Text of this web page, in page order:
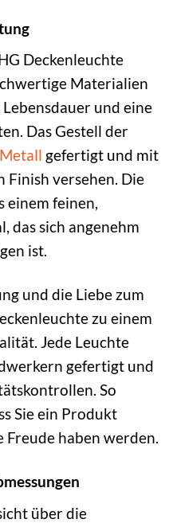
Deckenleuchte
Materialien
und eine
Das Gestell der
Metall gefertigt und mit
Finish versehen. Die
einem feinen,
das sich angenehm
ist.
und die Liebe zum
zu einem
Jede Leuchte
gefertigt und
So
Sie ein Produkt
Freude haben werden.
über die